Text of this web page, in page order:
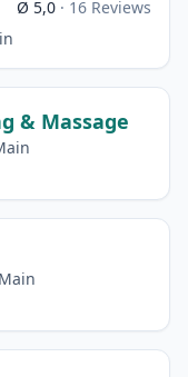
Ø 5,0 · 16 Reviews
& Massage